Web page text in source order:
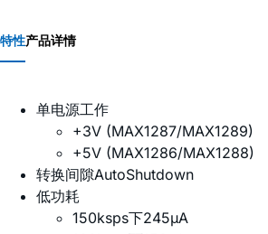
特性产品详情
单电源工作
+3V (MAX1287/MAX1289)
+5V (MAX1286/MAX1288)
转换间隙AutoShutdown
低功耗
150ksps下245µA